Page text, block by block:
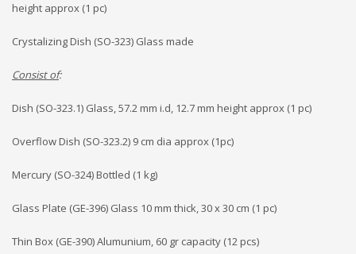
height approx (1 pc)
Crystalizing Dish (SO-323) Glass made
Consist of:
Dish (SO-323.1) Glass, 57.2 mm i.d, 12.7 mm height approx (1 pc)
Overflow Dish (SO-323.2) 9 cm dia approx (1pc)
Mercury (SO-324) Bottled (1 kg)
Glass Plate (GE-396) Glass 10 mm thick, 30 x 30 cm (1 pc)
Thin Box (GE-390) Alumunium, 60 gr capacity (12 pcs)